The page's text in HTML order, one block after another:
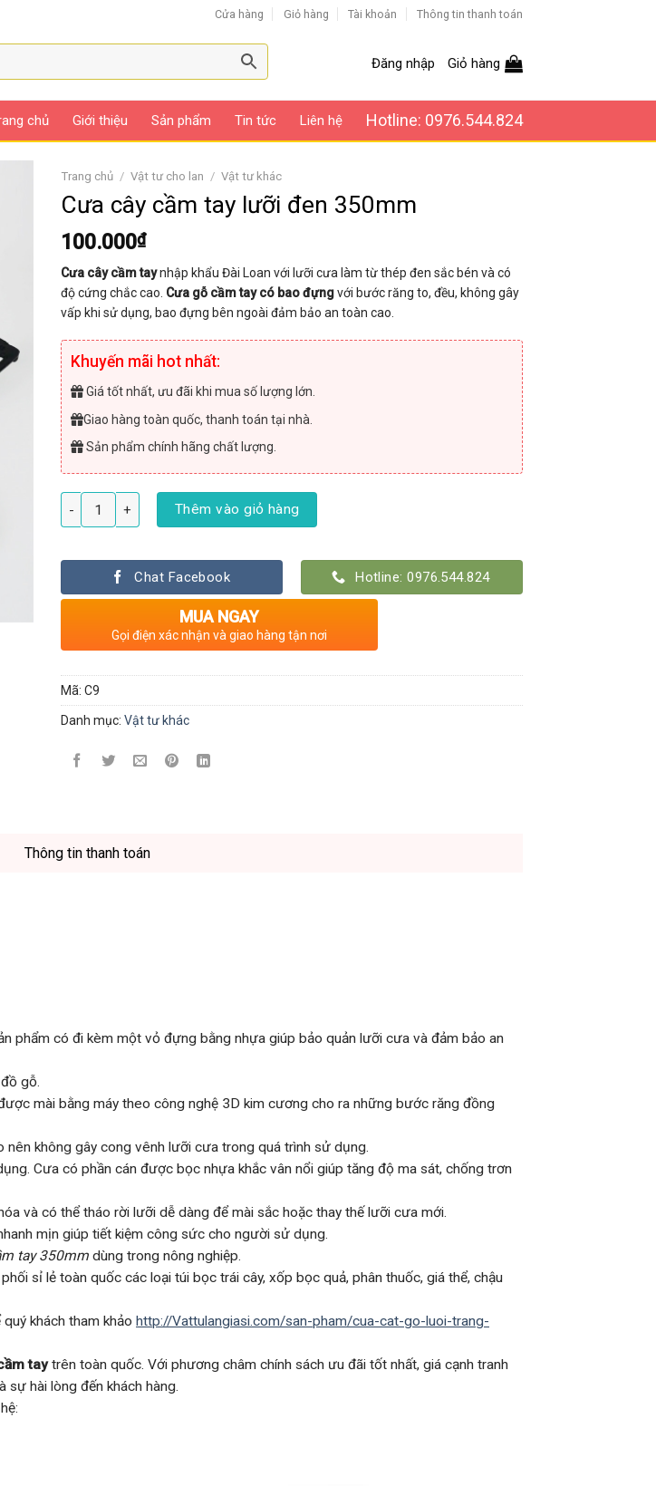
Cửa hàng Giỏ hàng Tài khoản Thông tin thanh toán
Đăng nhập Giỏ hàng
chủ Giới thiệu Sản phẩm Tin tức Liên hệ Hotline: 0976.544.824
Trang chủ / Vật tư cho lan / Vật tư khác
Cưa cây cầm tay lưỡi đen 350mm
100.000₫
Cưa cây cầm taynhập khẩu Đài Loan với lưỡi cưa làm từ thép đen sắc bén và có
độ cứng chắc cao. Cưa gỗ cầm tay có bao đựngvới bước răng to, đều, không gây
vấp khi sử dụng, bao đựng bên ngoài đảm bảo an toàn cao.
Khuyến mãi hot nhất:
Giá tốt nhất, ưu đãi khi mua số lượng lớn.
Giao hàng toàn quốc, thanh toán tại nhà.
Sản phẩm chính hãng chất lượng.
Cưa cây cầm tay lưỡi đen 350mm số lượng
Thêm vào giỏ hàng
Chat Facebook Hotline: 0976.544.824
MUA NGAY
Gọi điện xác nhận và giao hàng tận nơi
Mã: C9
Danh mục: Vật tư khác
Thông tin thanh toán
phẩm có đi kèm một vỏ đựng bằng nhựa giúp bảo quản lưỡi cưa và đảm bảo an
gỗ.
mài bằng máy theo công nghệ 3D kim cương cho ra những bước răng đồng
không gây cong vênh lưỡi cưa trong quá trình sử dụng.
Cưa có phần cán được bọc nhựa khắc vân nổi giúp tăng độ ma sát, chống trơn
và có thể tháo rời lưỡi dễ dàng để mài sắc hoặc thay thế lưỡi cưa mới.
mịn giúp tiết kiệm công sức cho người sử dụng.
tay 350mm dùng trong nông nghiệp.
sỉ lẻ toàn quốc các loại túi bọc trái cây, xốp bọc quả, phân thuốc, giá thể, chậu
khách tham khảo http://Vattulangiasi.com/san-pham/cua-cat-go-luoi-trang-
taytrên toàn quốc. Với phương châm chính sách ưu đãi tốt nhất, giá cạnh tranh
sự hài lòng đến khách hàng.